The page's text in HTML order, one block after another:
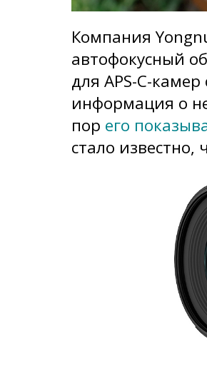
Компания
автофокусный
для APS-C-
информация о
пор его
стало